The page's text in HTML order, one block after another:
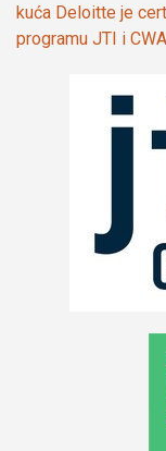
kuća Deloitte je
programu JTI i